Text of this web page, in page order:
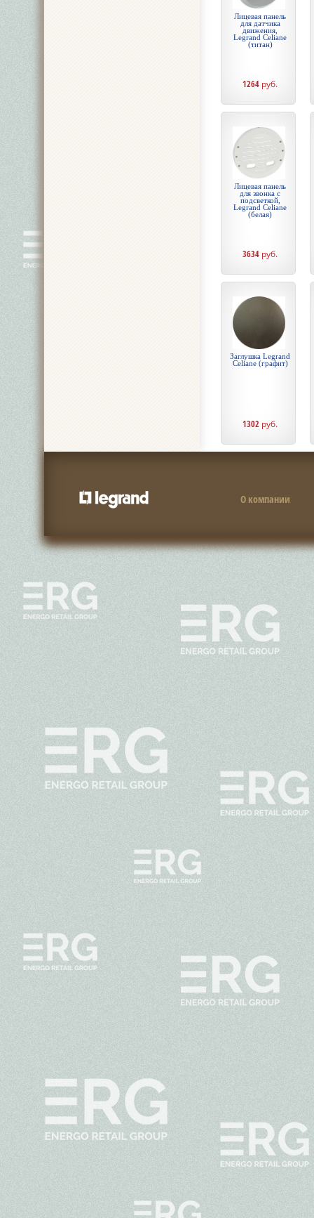
Лицевая панель
для датчика
движения,
Legrand Celiane
(титан)
1264 руб.
Лицевая панель
для звонка с
подсветкой,
Legrand Celiane
(белая)
3634 руб.
Заглушка Legrand
Celiane (графит)
1302 руб.
О компании